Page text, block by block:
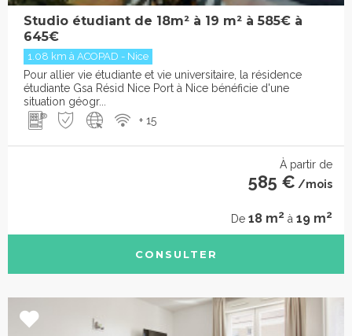
Studio étudiant de 18m² à 19 m² à 585€ à
645€
1.08 km à ACOPAD - Nice
Pour allier vie étudiante et vie universitaire, la résidence
étudiante Gsa Résid Nice Port à Nice bénéficie d'une
situation géogr...
+ 15
À partir de
585 € /mois
De 18 m2 à 19 m2
CONSULTER